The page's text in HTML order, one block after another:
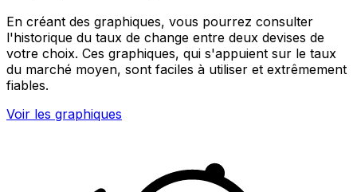
En créant des graphiques, vous pourrez consulter
l'historique du taux de change entre deux devises de
votre choix. Ces graphiques, qui s'appuient sur le taux
du marché moyen, sont faciles à utiliser et extrêmement
fiables.
Voir les graphiques